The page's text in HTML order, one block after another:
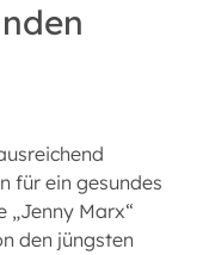
für ein gesundes
„Jenny Marx“
den jüngsten